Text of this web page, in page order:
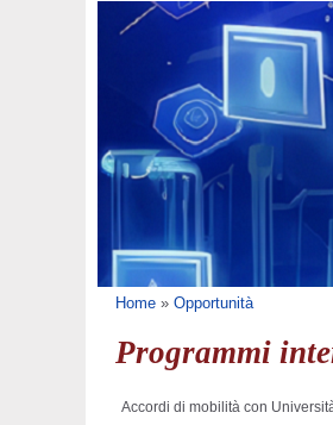
Tu sei qui
Home » Opportunità
Programmi
Accordi di mobilità con